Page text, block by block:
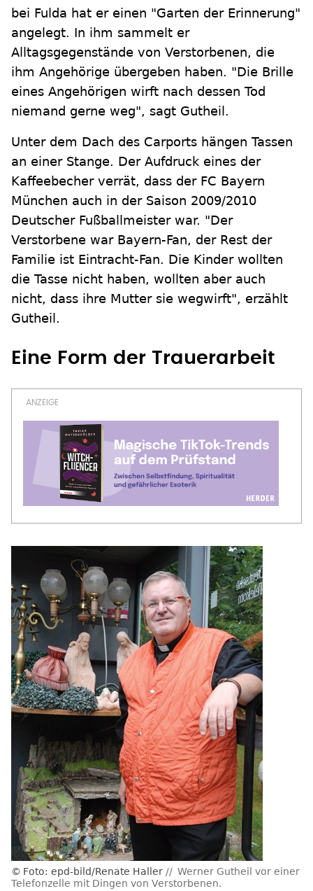
bei Fulda hat er einen "Garten der Erinnerung"
angelegt. In ihm sammelt er
Alltagsgegenstände von Verstorbenen, die
ihm Angehörige übergeben haben. "Die Brille
eines Angehörigen wirft nach dessen Tod
niemand gerne weg", sagt Gutheil.
Unter dem Dach des Carports hängen Tassen
an einer Stange. Der Aufdruck eines der
Kaffeebecher verrät, dass der FC Bayern
München auch in der Saison 2009/2010
Deutscher Fußballmeister war. "Der
Verstorbene war Bayern-Fan, der Rest der
Familie ist Eintracht-Fan. Die Kinder wollten
die Tasse nicht haben, wollten aber auch
nicht, dass ihre Mutter sie wegwirft", erzählt
Gutheil.
Eine Form der Trauerarbeit
Foto: epd-bild/Renate Haller
Werner Gutheil vor einer
Telefonzelle mit Dingen von Verstorbenen.